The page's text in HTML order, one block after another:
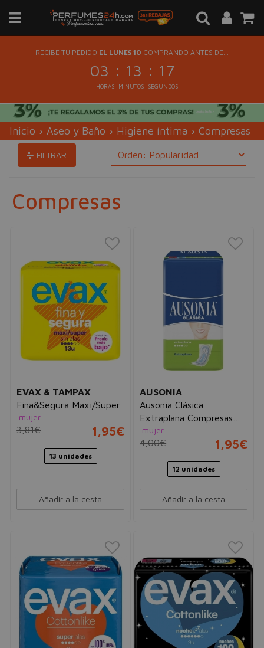
RECIBE TU PEDIDO EL LUNES 10 COMPRANDO ANTES DE...
03 : 13 : 16
HORAS MINUTOS SEGUNDOS
Inicio › Aseo y Baño › Higiene íntima › Compresas
FILTRAR
Compresas
EVAX & TAMPAX
Fina&Segura Maxi/Super
mujer
3,81€ 1,95€
13 unidades
Añadir a la cesta
AUSONIA
Ausonia Clásica
Extraplana Compresas
Sin Alas
mujer
4,00€ 1,95€
12 unidades
Añadir a la cesta